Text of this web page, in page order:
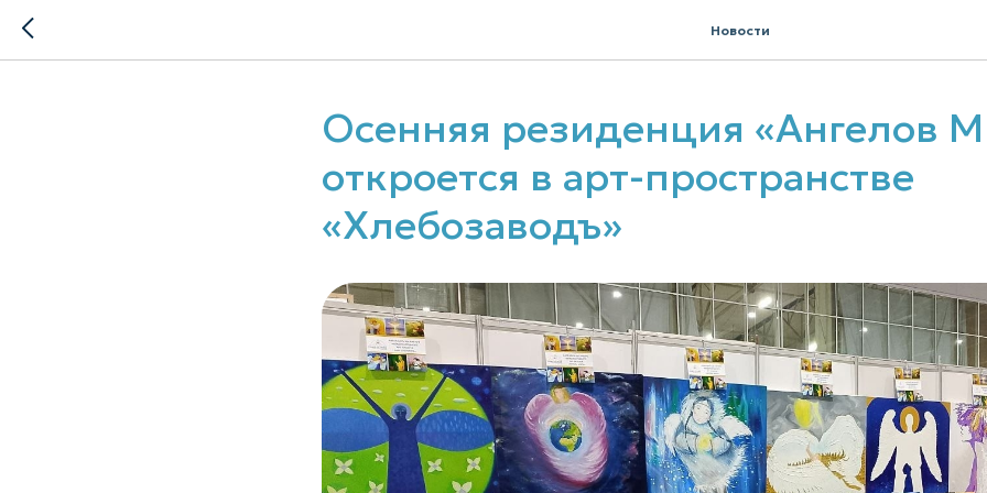
Новости
Осенняя резиденция «Ангелов
откроется в арт-пространстве
«Хлебозаводъ»